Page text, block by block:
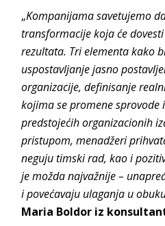
„Kompanijama savetujemo
transformacije koja će
rezultata. Tri elementa kako
uspostavljanje jasno
organizacije, definisanje
kojima se promene sprovode
predstojećih organizacionih
pristupom, menadžeri
neguju timski rad, kao i
je možda najvažnije –
i povećavaju ulaganja u
Maria Boldor iz